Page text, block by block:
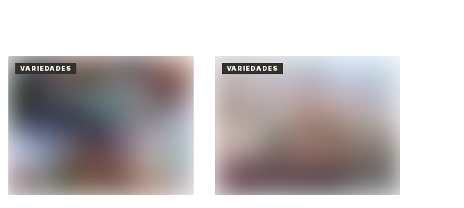
VARIEDADES VARIEDADES